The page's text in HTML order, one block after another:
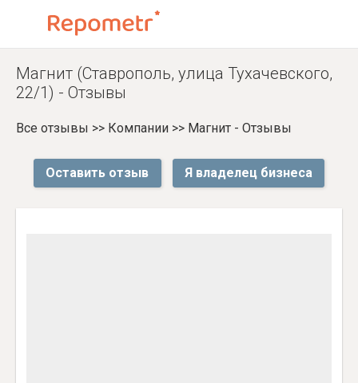
Магнит (Ставрополь, улица Тухачевского,
22/1) - Отзывы
Все отзывы >> Компании >> Магнит - Отзывы
Оставить отзыв Я владелец бизнеса